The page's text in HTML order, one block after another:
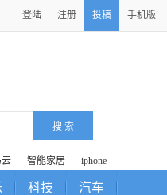
登陆 注册 投稿 手机版
云 智能家居 iphone
科技 汽车